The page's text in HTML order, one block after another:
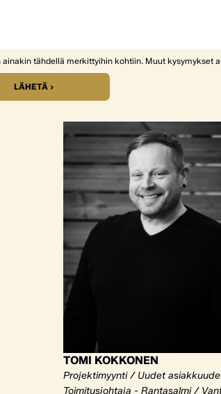
ainakin tähdellä merkittyihin kohtiin. Muut
LÄHETÄ ›
TOMI KOKKONEN
Projektimyynti / Uudet
Toimitusjohtaja - Rantasalmi /